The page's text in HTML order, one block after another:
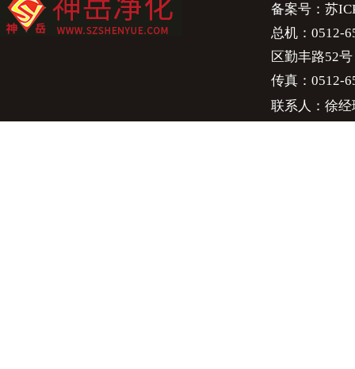
备案号： 苏
总机：0512-
区勤丰路52号
传真：0512-
联系人：徐